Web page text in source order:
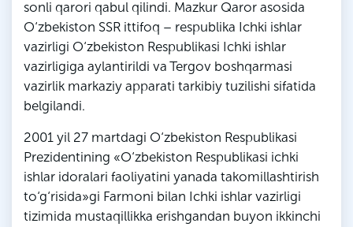
sonli qarori qabul qilindi. Mazkur Qaror asosida
O‘zbekiston SSR ittifoq – respublika Ichki ishlar
vazirligi O‘zbekiston Respublikasi Ichki ishlar
vazirligiga aylantirildi va Tergov boshqarmasi
vazirlik markaziy apparati tarkibiy tuzilishi sifatida
belgilandi.
2001 yil 27 martdagi O‘zbekiston Respublikasi
Prezidentining «O‘zbekiston Respublikasi ichki
ishlar idoralari faoliyatini yanada takomillashtirish
to‘g‘risida»gi Farmoni bilan Ichki ishlar vazirligi
tizimida mustaqillikka erishgandan buyon ikkinchi